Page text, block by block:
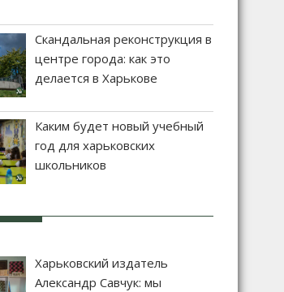
Скандальная реконструкция в
центре города: как это
делается в Харькове
Каким будет новый учебный
год для харьковских
школьников
Харьковский издатель
Александр Савчук: мы